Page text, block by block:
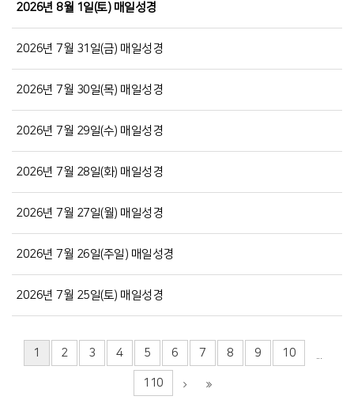
2026년 8월 1일(토) 매일성경
2026년 7월 31일(금) 매일성경
2026년 7월 30일(목) 매일성경
2026년 7월 29일(수) 매일성경
2026년 7월 28일(화) 매일성경
2026년 7월 27일(월) 매일성경
2026년 7월 26일(주일) 매일성경
2026년 7월 25일(토) 매일성경
1 2 3 4 5 6 7 8 9 10
110